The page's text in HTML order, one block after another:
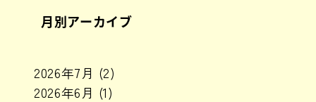
月別アーカイブ
2026年7月 (2)
2026年6月 (1)